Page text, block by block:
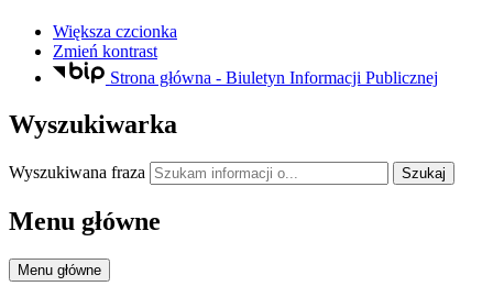
Większa czcionka
Zmień kontrast
Strona główna - Biuletyn Informacji Publicznej
Wyszukiwarka
Wyszukiwana fraza Szukaj
Menu główne
Menu główne